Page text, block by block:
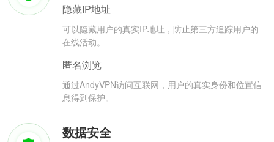
隐藏IP地址
可以隐藏用户的真实IP地址，防止第三方追踪用户的
在线活动。
匿名浏览
通过AndyVPN访问互联网，用户的真实身份和位置信
息得到保护。
数据安全